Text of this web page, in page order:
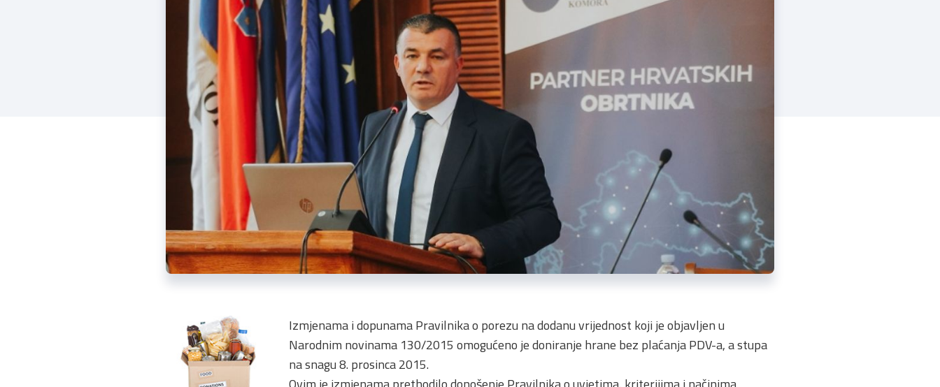
Izmjenama i dopunama Pravilnika o porezu na dodanu vrijednost koji je objavljen u
Narodnim novinama 130/2015 omogućeno je doniranje hrane bez plaćanja PDV-a, a stupa
na snagu 8. prosinca 2015.